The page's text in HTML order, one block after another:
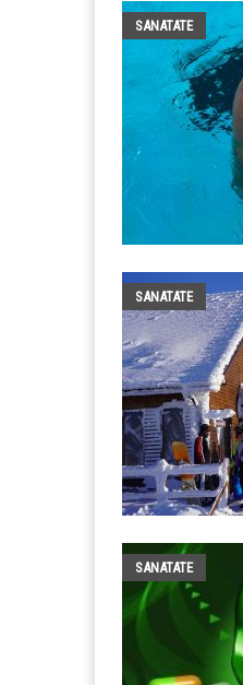
SANATATE
SANATATE
SANATATE